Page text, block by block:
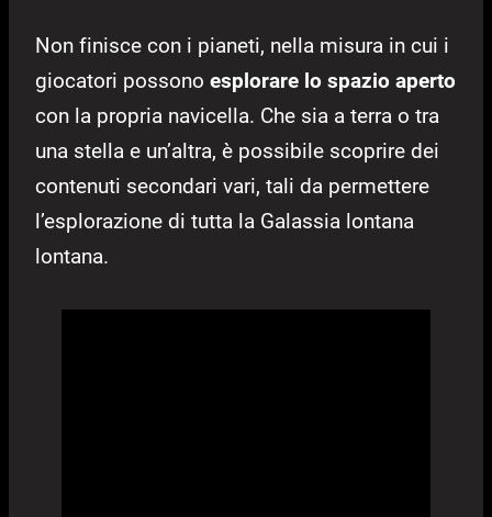
Non finisce con i pianeti, nella misura in cui i
giocatori possono esplorare lo spazio aperto
con la propria navicella. Che sia a terra o tra
una stella e un’altra, è possibile scoprire dei
contenuti secondari vari, tali da permettere
l’esplorazione di tutta la Galassia lontana
lontana.